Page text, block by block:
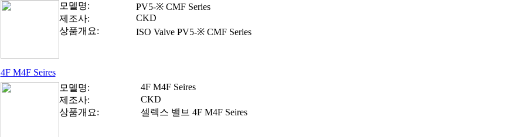
모델명:
PV5-※ CMF Series
제조사:
CKD
상품개요:
ISO Valve PV5-※ CMF Series
4F M4F Seires
모델명:
4F M4F Seires
제조사:
CKD
상품개요:
셀렉스 밸브 4F M4F Seires